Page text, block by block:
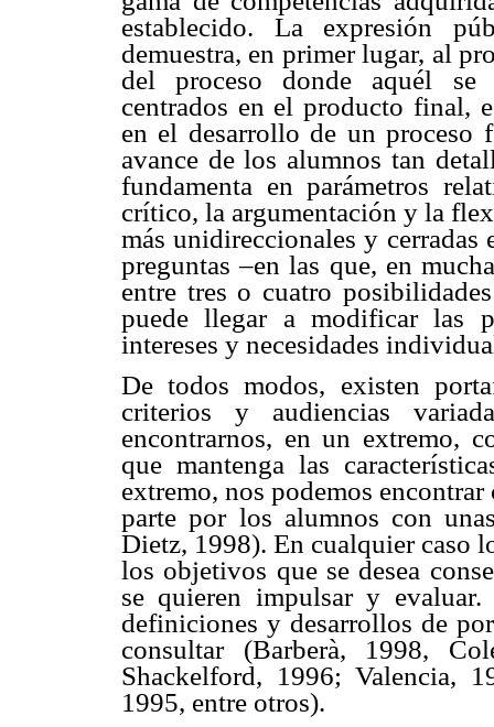
establecido. La expresión
demuestra, en primer lugar, al
del proceso donde aquél se
centrados en el producto final,
en el desarrollo de un proceso
avance de los alumnos tan
fundamenta en parámetros
crítico, la argumentación y la
más unidireccionales y cerradas
preguntas –en las que, en
entre tres o cuatro
puede llegar a modificar las
intereses y necesidades
De todos modos, existen
criterios y audiencias
encontrarnos, en un extremo,
que mantenga las
extremo, nos podemos
parte por los alumnos con
Dietz, 1998). En cualquier caso
los objetivos que se desea
se quieren impulsar y
definiciones y desarrollos de
consultar (Barberà, 1998,
Shackelford, 1996; Valencia,
1995, entre otros).